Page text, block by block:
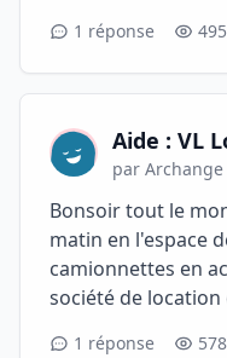
1 réponse 495
Aide : VL
par Archange
Bonsoir tout le
matin en l'espace
camionnettes en
société de location
1 réponse 578